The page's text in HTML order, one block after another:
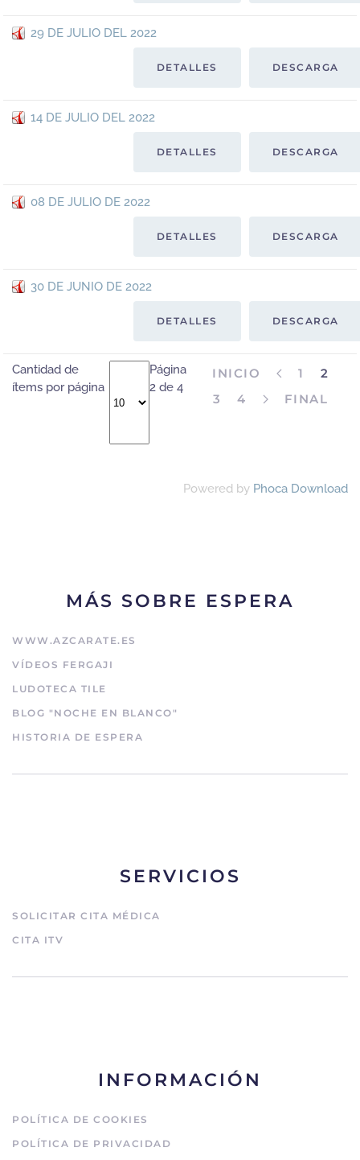
29 DE JULIO DEL 2022
DESCARGA
DETALLES
14 DE JULIO DEL 2022
DESCARGA
DETALLES
08 DE JULIO DE 2022
DESCARGA
DETALLES
30 DE JUNIO DE 2022
DESCARGA
DETALLES
Cantidad de
ítems por página
Página
2 de 4
INICIO 1
2
3
4 FINAL
Powered by Phoca Download
MÁS SOBRE ESPERA
WWW.AZCARATE.ES
VÍDEOS FERGAJI
LUDOTECA TILE
BLOG "NOCHE EN BLANCO"
HISTORIA DE ESPERA
SERVICIOS
SOLICITAR CITA MÉDICA
CITA ITV
INFORMACIÓN
POLÍTICA DE COOKIES
POLÍTICA DE PRIVACIDAD